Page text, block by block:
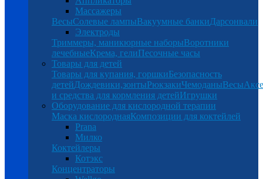
Массажеры
ВесыСолевые лампыВакуумные банкиДарсонвали
Электроды
Триммеры, маникюрные наборыВоротники
лечебныеКрема, гелиПесочные часы
Товары для детей
Товары для купания, горшкиБезопасность
детейДождевики,зонтыРюкзакиЧемоданыВесы
и средства для кормления детейИгрушки
Оборудование для кислородной терапии
Маска кислороднаяКомпозиции для коктейлей
Prana
Милко
Коктейлеры
Котэкс
Концентраторы